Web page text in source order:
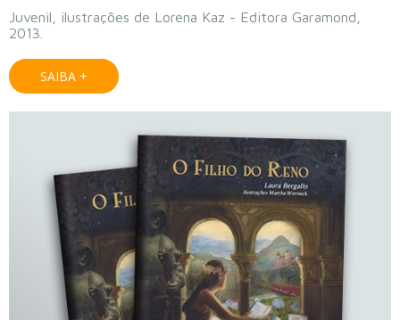
Juvenil, ilustrações de Lorena Kaz - Editora Garamond,
2013.
SAIBA +